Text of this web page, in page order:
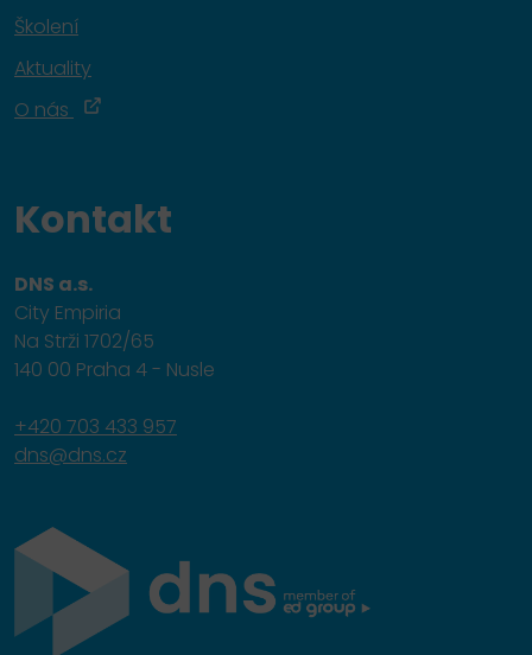
Školení
Aktuality
O nás
Kontakt
DNS a.s.
City Empiria
Na Strži 1702/65
140 00 Praha 4 - Nusle
+420 703 433 957
dns@dns.cz